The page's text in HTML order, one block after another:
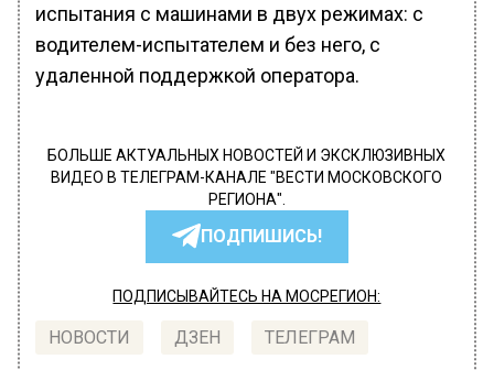
испытания с машинами в двух режимах: с
водителем-испытателем и без него, с
удаленной поддержкой оператора.
БОЛЬШЕ АКТУАЛЬНЫХ НОВОСТЕЙ И ЭКСКЛЮЗИВНЫХ
ВИДЕО В ТЕЛЕГРАМ-КАНАЛЕ "ВЕСТИ МОСКОВСКОГО
РЕГИОНА".
ПОДПИШИСЬ!
ПОДПИСЫВАЙТЕСЬ НА МОСРЕГИОН:
НОВОСТИ ДЗЕН ТЕЛЕГРАМ